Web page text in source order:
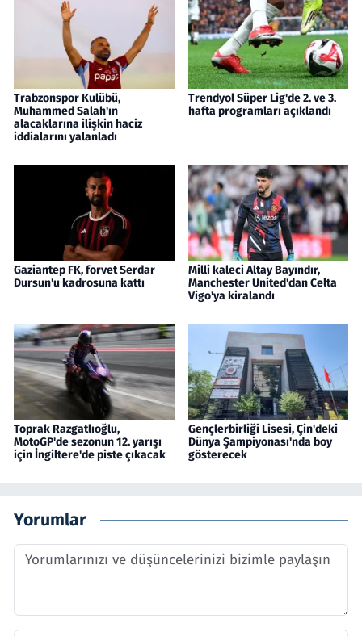
Trabzonspor Kulübü,
Muhammed Salah'ın
alacaklarına ilişkin haciz
iddialarını yalanladı
Trendyol Süper Lig'de 2. ve 3.
hafta programları açıklandı
Gaziantep FK, forvet Serdar
Dursun'u kadrosuna kattı
Milli kaleci Altay Bayındır,
Manchester United'dan Celta
Vigo'ya kiralandı
Toprak Razgatlıoğlu,
MotoGP'de sezonun 12. yarışı
için İngiltere'de piste çıkacak
Gençlerbirliği Lisesi, Çin'deki
Dünya Şampiyonası'nda boy
gösterecek
Yorumlar